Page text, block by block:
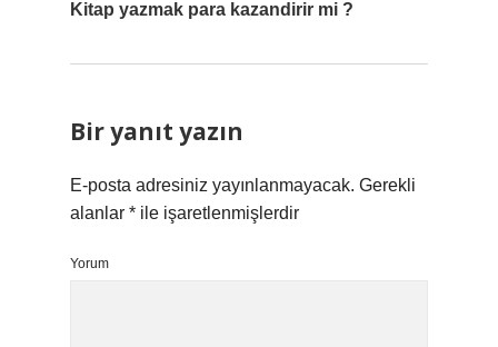
Kitap yazmak para kazandirir mi ?
Bir yanıt yazın
E-posta adresiniz yayınlanmayacak. Gerekli
alanlar * ile işaretlenmişlerdir
Yorum